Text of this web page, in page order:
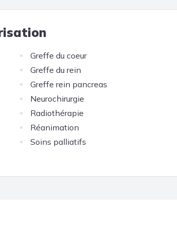
un établissement de santé, c'est
intégrant 18 centres labellisés de
dans l’Institut de Recherche
trauma center, l’Hôpital Henri-Mondor
des urgences dermatologiques et et
Greffe du coeur
Greffe du rein
Greffe rein pancreas
Neurochirurgie
Radiothérapie
Réanimation
Soins palliatifs